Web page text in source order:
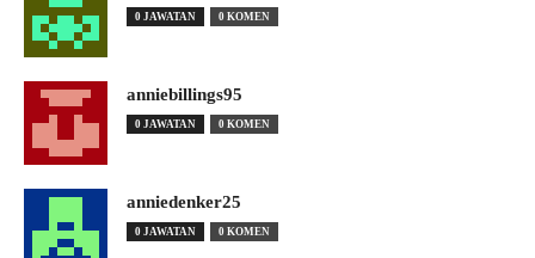
0 JAWATAN 0 KOMEN
anniebillings95
0 JAWATAN 0 KOMEN
anniedenker25
0 JAWATAN 0 KOMEN